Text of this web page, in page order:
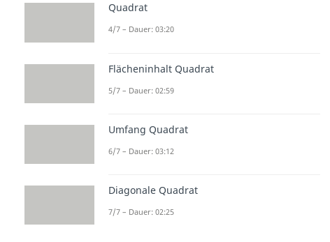
Quadrat
4/7 – Dauer: 03:20
Flächeninhalt Quadrat
5/7 – Dauer: 02:59
Umfang Quadrat
6/7 – Dauer: 03:12
Diagonale Quadrat
7/7 – Dauer: 02:25